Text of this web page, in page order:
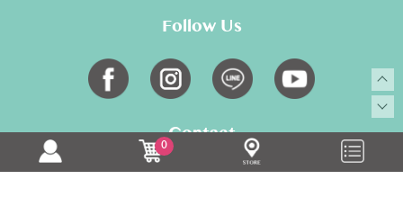
Follow Us
Contact
MON-FRI AM9:30-PM18:30
0